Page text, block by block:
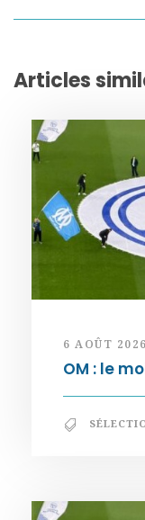
Articles
6 AOÛT 2026
OM : le